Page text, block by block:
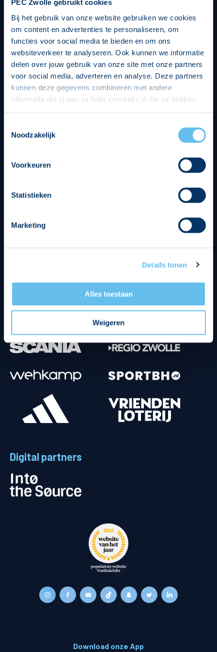
PEC Zwolle gebruikt cookies
Bij het gebruik van onze website gebruiken we cookies
om content en advertenties te personaliseren, om
functies voor social media te bieden en om ons
websiteverkeer te analyseren. Ook kunnen we informatie
delen over jouw gebruik van onze site met onze partners
voor social media, adverteren en analyse. Deze partners
kunnen deze gegevens combineren met andere
informatie die jij aan ze hebt verstrekt of die ze hebben
op een veilige en integere wijze. Je kunt je toestemming
beheren op de privacy- en cookieverklaring pagina.
Noodzakelijk
Voorkeuren
Statistieken
Marketing
Details tonen
Alles toestaan
Weigeren
Digital partners
Download onze App